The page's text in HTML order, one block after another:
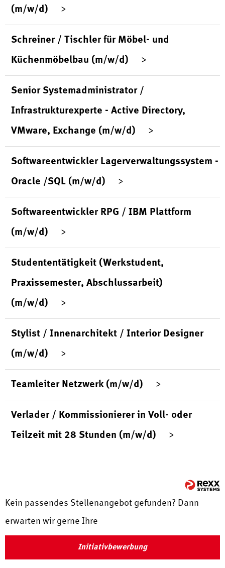
(m/w/d)
Schreiner / Tischler für Möbel- und
Küchenmöbelbau (m/w/d)
Senior Systemadministrator /
Infrastrukturexperte - Active Directory,
VMware, Exchange (m/w/d)
Softwareentwickler Lagerverwaltungssystem -
Oracle /SQL (m/w/d)
Softwareentwickler RPG / IBM Plattform
(m/w/d)
Studententätigkeit (Werkstudent,
Praxissemester, Abschlussarbeit)
(m/w/d)
Stylist / Innenarchitekt / Interior Designer
(m/w/d)
Teamleiter Netzwerk (m/w/d)
Verlader / Kommissionierer in Voll- oder
Teilzeit mit 28 Stunden (m/w/d)
Kein passendes Stellenangebot gefunden? Dann
erwarten wir gerne Ihre
Initiativbewerbung